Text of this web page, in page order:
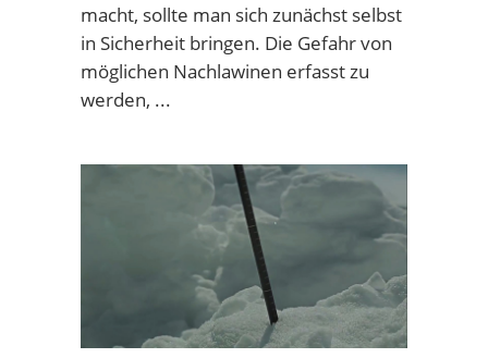
macht, sollte man sich zunächst selbst
in Sicherheit bringen. Die Gefahr von
möglichen Nachlawinen erfasst zu
werden,